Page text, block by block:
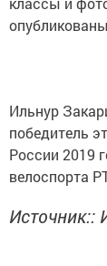
Ильнур
победитель
России 2019
велоспорта
Источник::